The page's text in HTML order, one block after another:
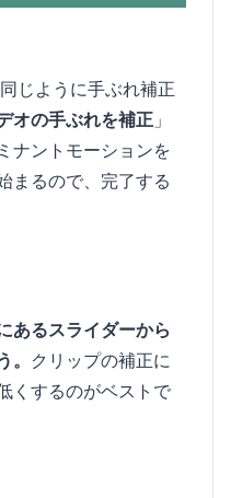
じように手ぶれ補正
オの手ぶれを補正 」
ナントモーションを
まるので、完了する
あるスライダーから
クリップの補正に
くするのがベストで